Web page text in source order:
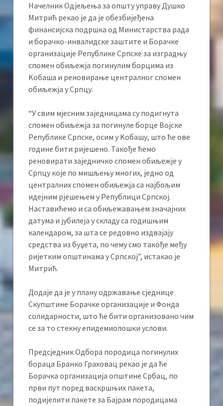
Начелник Одјељења за општу управу Душко
Митрић рекао је да је обезбијеђена
финансијска подршка од Министарства рада
и борачко-инвалидске заштите и Борачке
организације Републике Српске за изградњу
спомен обиљежја погинулим борцима из
Kобаша и реновирање централног спомен
обиљежја у Српцу.
“У свим мјесним заједницама су подигнута
спомен обиљежја за погинуле борце Војске
Републике Српске, осим у Kобашу, што ће ове
године бити ријешено. Такође ћемо
реновирати заједничко спомен обиљежје у
Српцу које по мишљењу многих, једно од
централних спомен обиљежја са најбољим
идејним рјешењем у Републици Српској.
Наставићемо и са обиљежавањем значајних
датума и јубилеја у складу са годишњим
календаром, за шта се редовно издвајају
средства из буџета, по чему смо такође међу
ријетким општинама у Српској”, истакао је
Митрић.
Додаје да је у плану одржавање сједнице
Скупштине Борачке организације и Фонда
солидарности, што ће бити организовано чим
се за то стекну епидемиолошки услови.
Предсједник Одбора породица погинулих
бораца Бранко Граховац рекао је да ће
Борачка организација општине Србац, по
први пут поред васкршњих пакета,
подијелити пакете за Бајрам породицама